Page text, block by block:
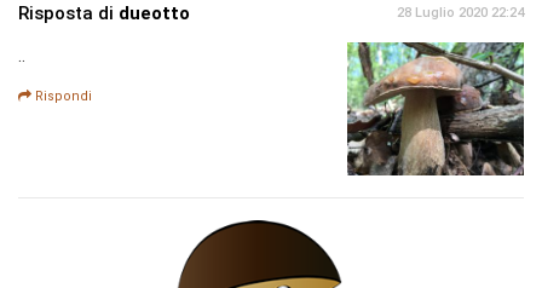
Risposta di dueotto 28 Luglio 2020 22:24
..
Rispondi